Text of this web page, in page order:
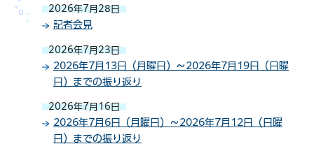
2026年7月28日
記者会見
2026年7月23日
2026年7月13日（月曜日）～2026年7月19日（日曜
日）までの振り返り
2026年7月16日
2026年7月6日（月曜日）～2026年7月12日（日曜
日）までの振り返り